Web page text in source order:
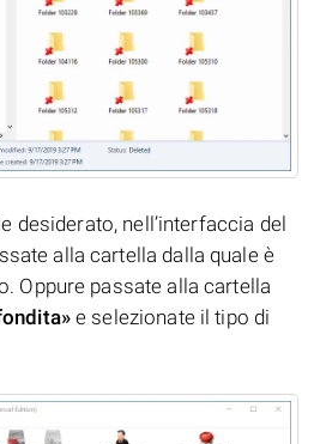
desiderato, nell’interfaccia del
alla cartella dalla quale è
Oppure passate alla cartella
e selezionate il tipo di